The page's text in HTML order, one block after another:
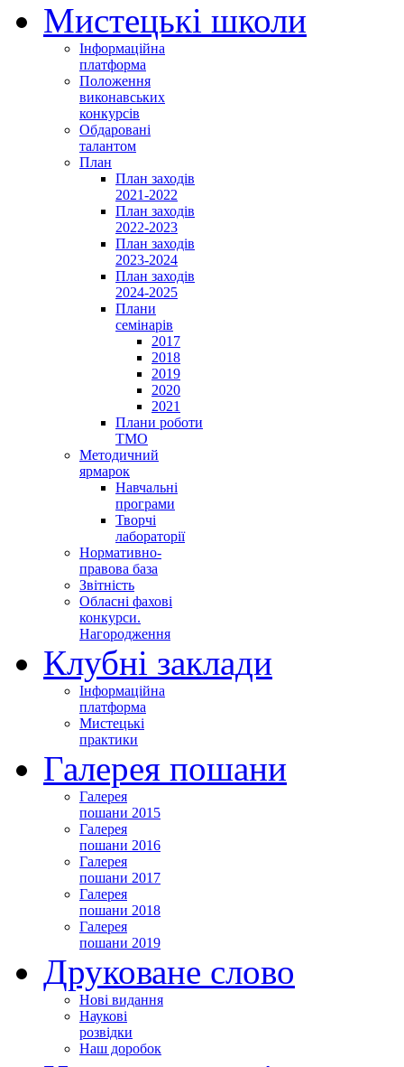
Мистецькі школи
Інформаційна
платформа
Положення
виконавських
конкурсів
Обдаровані
талантом
План
План заходів
2021-2022
План заходів
2022-2023
План заходів
2023-2024
План заходів
2024-2025
Плани
семінарів
2017
2018
2019
2020
2021
Плани роботи
ТМО
Методичний
ярмарок
Навчальні
програми
Творчі
лабораторії
Нормативно-
правова база
Звітність
Обласні фахові
конкурси.
Нагородження
Клубні заклади
Інформаційна
платформа
Мистецькі
практики
Галерея пошани
Галерея
пошани 2015
Галерея
пошани 2016
Галерея
пошани 2017
Галерея
пошани 2018
Галерея
пошани 2019
Друковане слово
Нові видання
Наукові
розвідки
Наш доробок